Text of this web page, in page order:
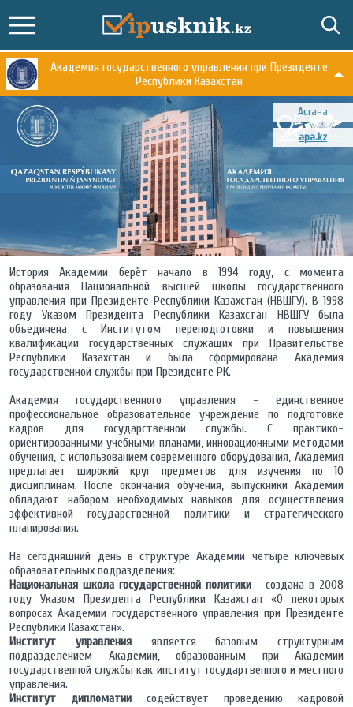
Академия государственного управления при Президенте
Республики Казахстан
Астана
apa.kz
История Академии берёт начало в 1994 году, с момента
образования Национальной высшей школы государственного
управления при Президенте Республики Казахстан (НВШГУ). В 1998
году Указом Президента Республики Казахстан НВШГУ была
объединена с Институтом переподготовки и повышения
квалификации государственных служащих при Правительстве
Республики Казахстан и была сформирована Академия
государственной службы при Президенте РК.
Академия государственного управления - единственное
профессиональное образовательное учреждение по подготовке
кадров для государственной службы. С практико-
ориентированными учебными планами, инновационными методами
обучения, с использованием современного оборудования, Академия
предлагает широкий круг предметов для изучения по 10
дисциплинам. После окончания обучения, выпускники Академии
обладают набором необходимых навыков для осуществления
эффективной государственной политики и стратегического
планирования.
На сегодняшний день в структуре Академии четыре ключевых
образовательных подразделения:
Национальная школа государственной политики- создана в 2008
году Указом Президента Республики Казахстан «О некоторых
вопросах Академии государственного управления при Президенте
Республики Казахстан».
Институт управленияявляется базовым структурным
подразделением Академии, образованным при Академии
государственной службы как институт государтвенного и местного
управления.
Институт дипломатии содействует проведению кадровой